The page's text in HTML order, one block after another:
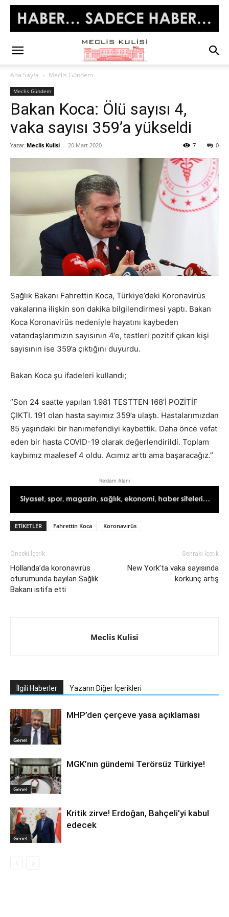
Ana Sayfa Meclis Gündem
Meclis Gündem
Bakan Koca: Ölü sayısı 4,
vaka sayısı 359’a yükseldi
Yazar Meclis Kulisi - 20 Mart 2020 0
7
Sağlık Bakanı Fahrettin Koca, Türkiye’deki Koronavirüs
vakalarına ilişkin son dakika bilgilendirmesi yaptı. Bakan
Koca Koronavirüs nedeniyle hayatını kaybeden
vatandaşlarımızın sayısının 4’e, testleri pozitif çıkan kişi
sayısının ise 359’a çıktığını duyurdu.
Bakan Koca şu ifadeleri kullandı;
”Son 24 saatte yapılan 1.981 TESTTEN 168’İ POZİTİF
ÇIKTI. 191 olan hasta sayımız 359’a ulaştı. Hastalarımızdan
85 yaşındaki bir hanımefendiyi kaybettik. Daha önce vefat
eden bir hasta COVID-19 olarak değerlendirildi. Toplam
kaybımız maalesef 4 oldu. Acımız arttı ama başaracağız.”
Reklam Alanı
ETIKETLER Fahrettin Koca Koronavirüs
Önceki İçerik
Hollanda’da koronavirüs
oturumunda bayılan Sağlık
Bakanı istifa etti
Sonraki İçerik
New York’ta vaka sayısında
korkunç artış
Meclis Kulisi
İlgili Haberler Yazarın Diğer İçerikleri
Genel
MHP’den çerçeve yasa açıklaması
Genel
MGK’nın gündemi Terörsüz Türkiye!
Genel
Kritik zirve! Erdoğan, Bahçeli’yi kabul
edecek